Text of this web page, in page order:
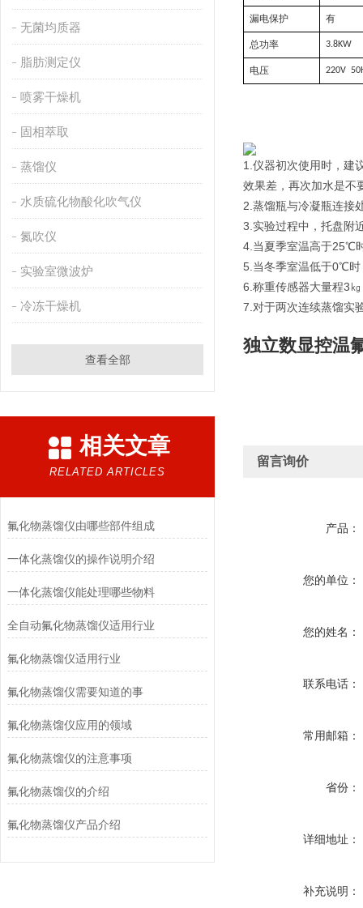
无菌均质器
脂肪测定仪
喷雾干燥机
固相萃取
蒸馏仪
水质硫化物酸化吹气仪
氮吹仪
实验室微波炉
冷冻干燥机
查看全部
相关文章
RELATED ARTICLES
氟化物蒸馏仪由哪些部件组成
一体化蒸馏仪的操作说明介绍
一体化蒸馏仪能处理哪些物料
全自动氟化物蒸馏仪适用行业
氟化物蒸馏仪适用行业
氟化物蒸馏仪需要知道的事
氟化物蒸馏仪应用的领域
氟化物蒸馏仪的注意事项
氟化物蒸馏仪的介绍
氟化物蒸馏仪产品介绍
漏电保护 有
总功率 3.8KW
电压 220V
1.仪器初次使用时，建
效果差，再次加水是不
2.蒸馏瓶与冷凝瓶连接
3.实验过程中，托盘附
4.当夏季室温高于25℃
5.当冬季室温低于0℃时
6.称重传感器大量程3
7.对于两次连续蒸馏实
独立数显控温
留言询价
产品：
您的单位：
您的姓名：
联系电话：
常用邮箱：
省份：
详细地址：
补充说明：